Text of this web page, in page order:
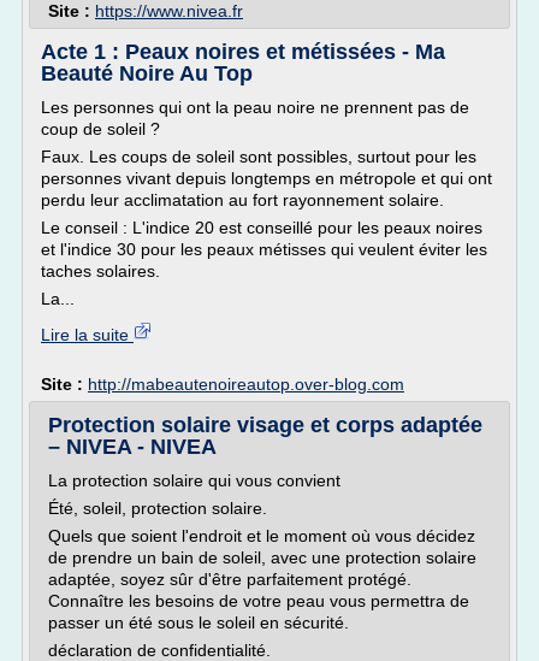
Site : https://www.nivea.fr
Acte 1 : Peaux noires et métissées - Ma
Beauté Noire Au Top
Les personnes qui ont la peau noire ne prennent pas de
coup de soleil ?
Faux. Les coups de soleil sont possibles, surtout pour les
personnes vivant depuis longtemps en métropole et qui ont
perdu leur acclimatation au fort rayonnement solaire.
Le conseil : L'indice 20 est conseillé pour les peaux noires
et l'indice 30 pour les peaux métisses qui veulent éviter les
taches solaires.
La...
Lire la suite
Site : http://mabeautenoireautop.over-blog.com
Protection solaire visage et corps adaptée
– NIVEA - NIVEA
La protection solaire qui vous convient
Été, soleil, protection solaire.
Quels que soient l'endroit et le moment où vous décidez
de prendre un bain de soleil, avec une protection solaire
adaptée, soyez sûr d'être parfaitement protégé.
Connaître les besoins de votre peau vous permettra de
passer un été sous le soleil en sécurité.
déclaration de confidentialité.